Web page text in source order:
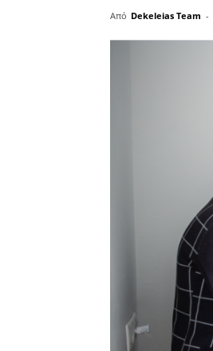
Από Dekeleias Team -